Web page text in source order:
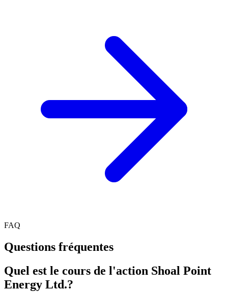
FAQ
Questions fréquentes
Quel est le cours de l'action Shoal Point
Energy Ltd.?